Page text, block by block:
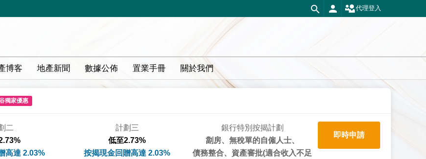
代理登入
博客 地產新聞 數據公佈 置業手冊 關於我們
獨家優惠
二
高達 2.03%
計劃三
低至2.73%
按揭現金回贈高達 2.03%
銀行特別按揭計劃
劏房、無稅單的自僱人士、
債務整合、資產審批(適合收入不足
即時申請